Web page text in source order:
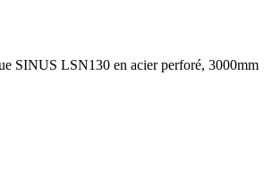
SINUS LSN130 en acier perforé, 3000mm